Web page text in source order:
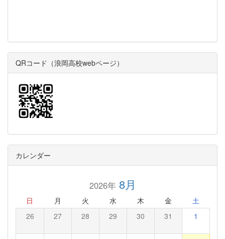
QRコード（浪岡高校webページ）
カレンダー
2026年8月
日 月 火 水 木 金 土
26 27 28 29 30 31 1